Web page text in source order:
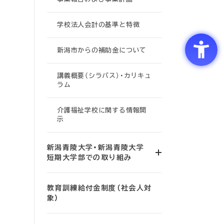
学校法人会計の基準と特徴
新潟市からの補助金について
講義概要（シラバス）・カリキュ
ラム
介護福祉学校に関する情報開
示
新潟青陵大学・新潟青陵大学
短期大学部での取り組み
教育訓練給付金制度（社会人対
象）